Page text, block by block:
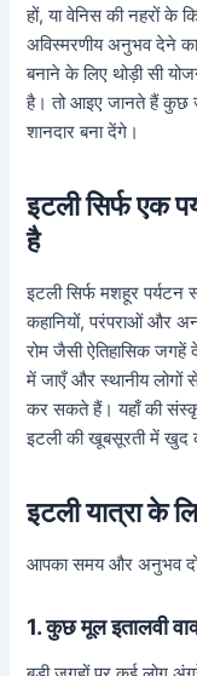
हों, या वेनिस की नहरों के
अविस्मरणीय अनुभव देने
बनाने के लिए थोड़ी सी
है। तो आइए जानते हैं कुछ
शानदार बना देंगे।
इटली सिर्फ एक
है
इटली सिर्फ मशहूर
कहानियों, परंपराओं और
रोम जैसी ऐतिहासिक
में जाएँ और स्थानीय
कर सकते हैं। यहाँ की
इटली की खूबसूरती में खुद
इटली यात्रा के
आपका समय और अनुभव
1. कुछ मूल इतालवी